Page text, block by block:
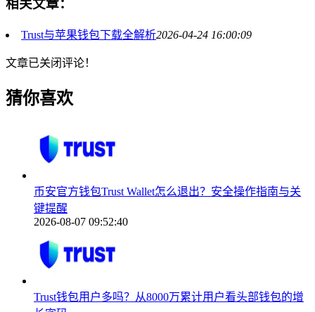
相关文章：
Trust与苹果钱包下载全解析2026-04-24 16:00:09
文章已关闭评论！
猜你喜欢
币安官方钱包Trust Wallet怎么退出？安全操作指南与关
键提醒
2026-08-07 09:52:40
Trust钱包用户多吗？从8000万累计用户看头部钱包的增